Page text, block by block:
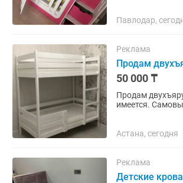
Павлодар,
Реклама
Продам
50 000 ₸
Продам двухъярусную
имеется.
Астана, сегодня
Реклама
Детские